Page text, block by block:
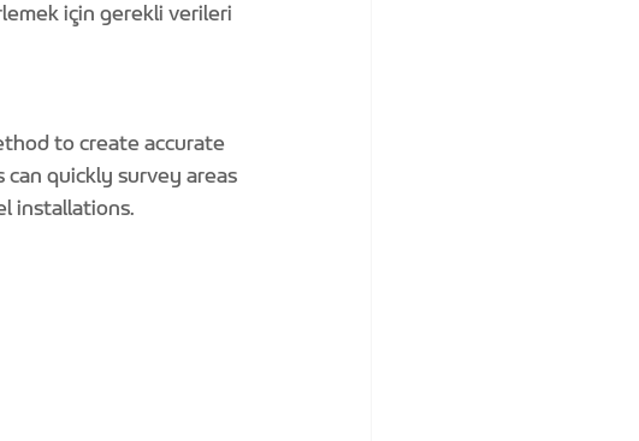
için gerekli verileri
to create accurate
quickly survey areas
installations.